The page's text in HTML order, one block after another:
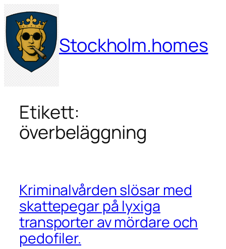
Hoppa
till
innehåll
Stockholm.homes
Etikett:
överbeläggning
Kriminalvården slösar med
skattepegar på lyxiga
transporter av mördare och
pedofiler.